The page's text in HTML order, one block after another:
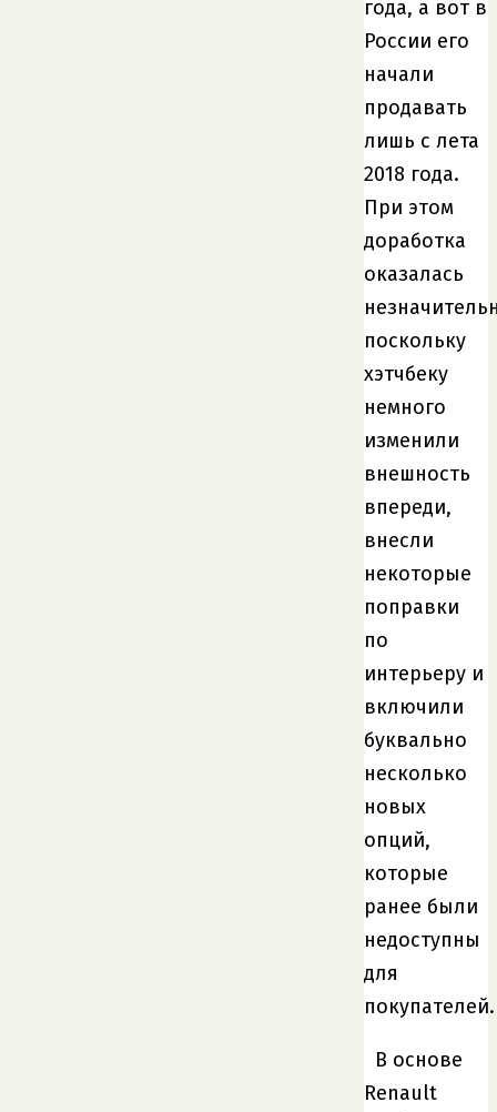
года, а вот в
России его
начали
продавать
лишь с лета
2018 года.
При этом
доработка
оказалась
поскольку
хэтчбеку
немного
изменили
внешность
впереди,
внесли
некоторые
поправки
по
интерьеру и
включили
буквально
несколько
новых
опций,
которые
ранее были
недоступны
для
покупателей.
В основе
Renault